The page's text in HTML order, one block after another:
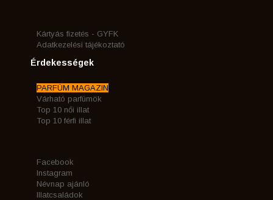
Kártyás fizetés - GYFK
Adatkezelési tájékoztató
Érdekességek
PARFÜM MAGAZIN
Várható parfümök
Top 10 női illat
Top 10 férfi illat
Facebook
Instagram
Névnap ajánló
Illatcsaládok